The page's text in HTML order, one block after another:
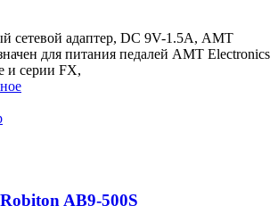
сетевой адаптер, DC 9V-1.5A, АМТ
для питания педалей АМТ Electronics
и серии FX,
AB9-500S